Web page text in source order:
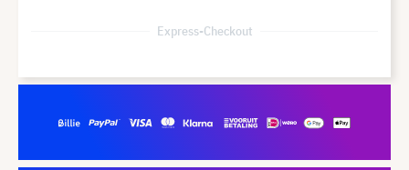
Express-Checkout